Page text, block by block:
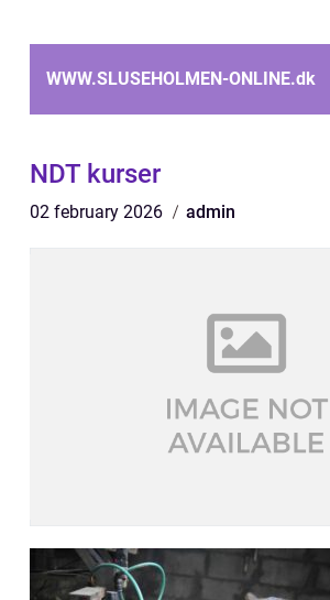
WWW.SLUSEHOLMEN-ONLINE.dk
NDT kurser
02 february 2026 admin